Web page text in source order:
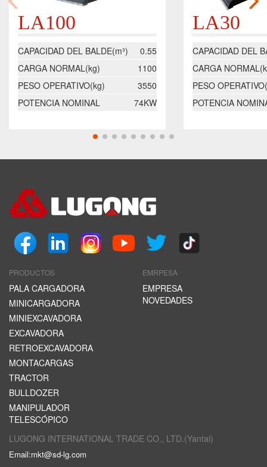
LA100
CAPACIDAD DEL BALDE(m³)
0.55
CARGA NORMAL(kg)
1100
PESO OPERATIVO(kg)
3550
POTENCIA NOMINAL
74KW
LA30
CAPACIDAD DEL
CARGA
PESO
POTENCIA
PRODUCTOS
PALA CARGADORA
MINICARGADORA
MINIEXCAVADORA
EXCAVADORA
RETROEXCAVADORA
MONTACARGAS
TRACTOR
BULLDOZER
MANIPULADOR
TELESCÓPICO
EMRPESA
EMPRESA
NOVEDADES
LUGONG INTERNATIONAL TRADE CO., LTD.(Yantai)
Email:mkt@sd-lg.com